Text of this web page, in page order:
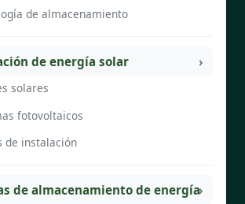
de almacenamiento
de energía solar
solares
fotovoltaicos
de instalación
de almacenamiento de energía